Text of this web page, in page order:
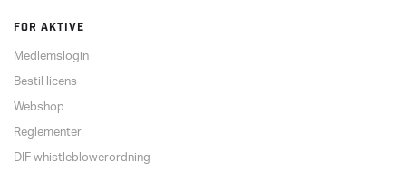
FOR AKTIVE
Medlemslogin
Bestil licens
Webshop
Reglementer
DIF whistleblowerordning